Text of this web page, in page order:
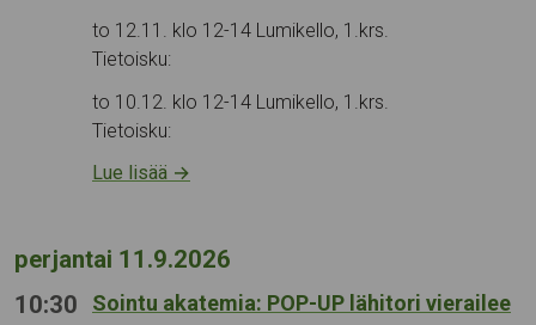
to 12.11. klo 12-14 Lumikello, 1.krs.
Tietoisku:
to 10.12. klo 12-14 Lumikello, 1.krs.
Tietoisku:
Lue lisää →
perjantai 11.9.2026
10:30
Sointu akatemia: POP-UP lähitori vierailee